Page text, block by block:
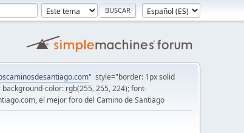
" style="border: 1px solid
color: rgb(255, 255, 224); font-
el mejor foro del Camino de Santiago